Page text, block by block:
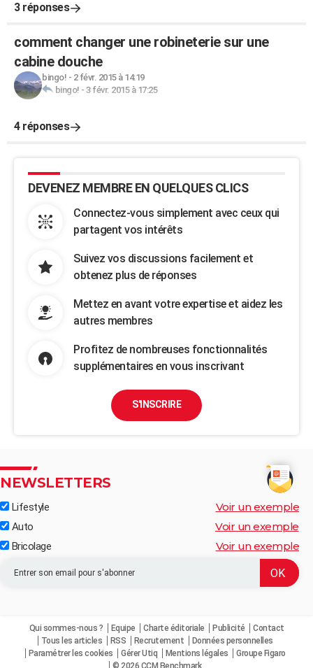
3 réponses
comment changer une robineterie sur une
cabine douche
bingo! - 2 févr. 2015 à 14:19
bingo! - 3 févr. 2015 à 17:25
4 réponses
DEVENEZ MEMBRE EN QUELQUES CLICS
Connectez-vous simplement avec ceux qui
partagent vos intérêts
Suivez vos discussions facilement et
obtenez plus de réponses
Mettez en avant votre expertise et aidez les
autres membres
Profitez de nombreuses fonctionnalités
supplémentaires en vous inscrivant
S'INSCRIRE
NEWSLETTERS
Lifestyle Voir un exemple
Auto Voir un exemple
Bricolage Voir un exemple
Qui sommes-nous ? Equipe Charte éditoriale Publicité
Contact
Tous les articles
RSS Recrutement
Données personnelles
Paramétrer les cookies
Gérer Utiq Mentions légales
Groupe Figaro
© 2026 CCM Benchmark